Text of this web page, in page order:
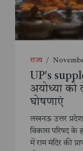
राज्य /
UP's
अयोध्या को
घोषणाएं
लखनऊ उत्तर
विकास परिषद के
में राम मंदिर की